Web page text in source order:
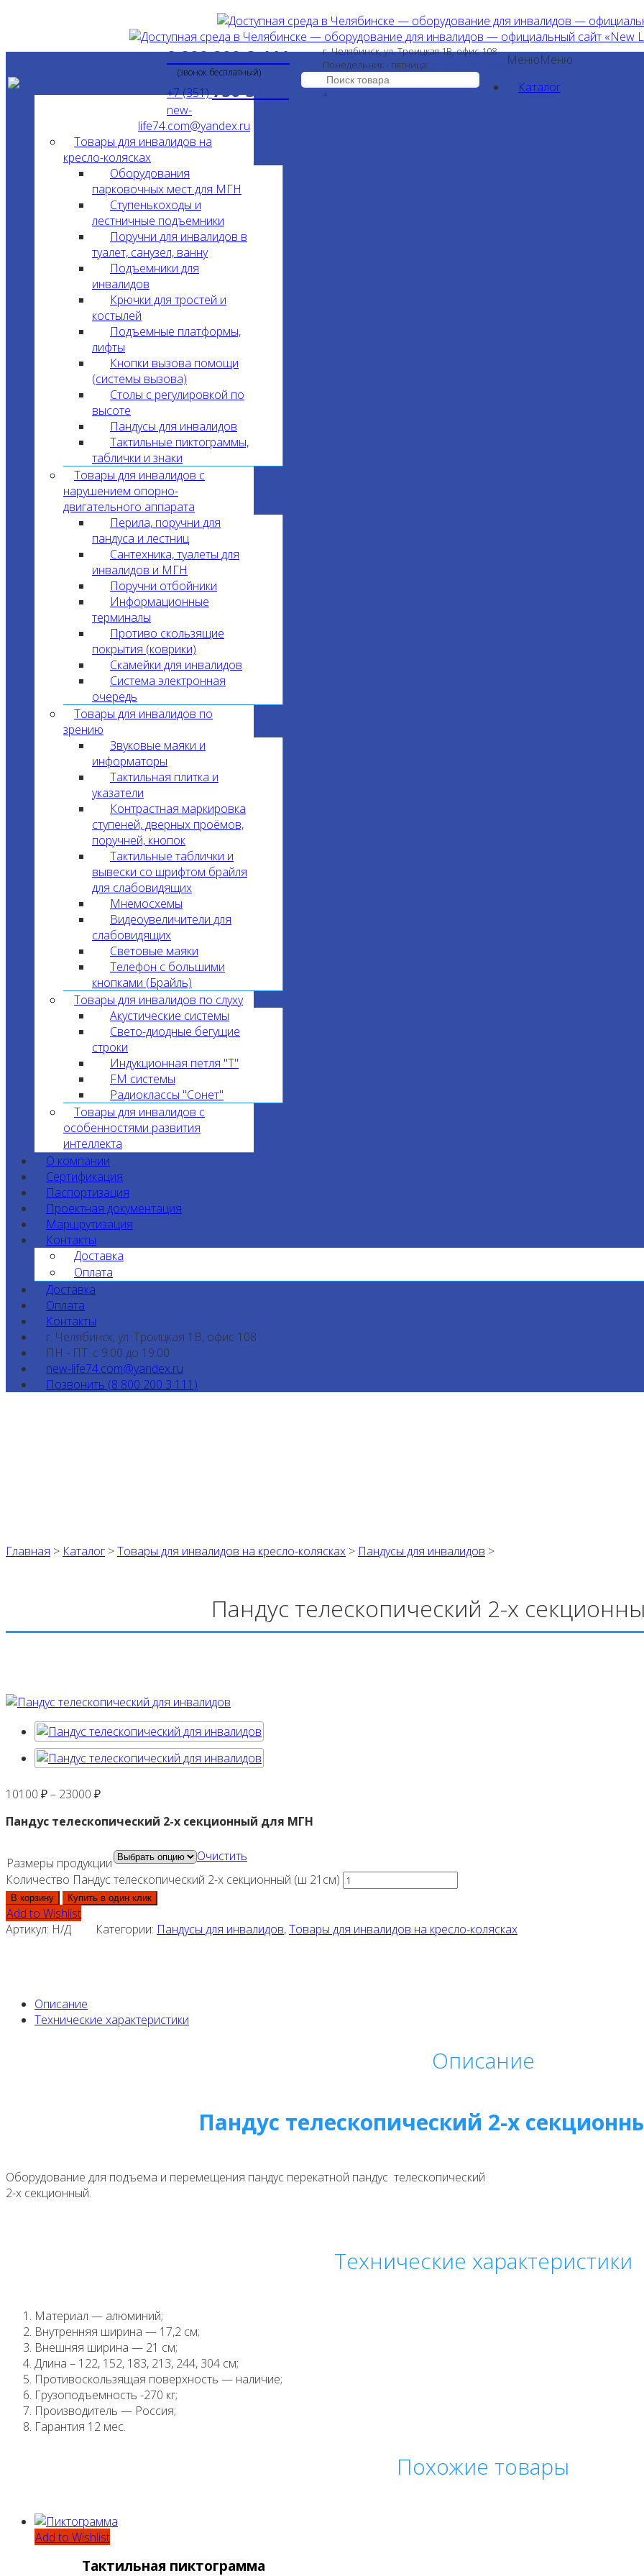
8 800 200-3-111
(звонок бесплатный)
+7 (351)750-34-24
new-
life74.com@yandex.ru
г. Челябинск, ул. Троицкая 1В, офис 108
Понедельник - пятница:
×
МенюМеню
Каталог
Товары для инвалидов на
кресло-колясках
Оборудования
парковочных мест для МГН
Ступенькоходы и
лестничные подъемники
Поручни для инвалидов в
туалет, санузел, ванну
Подъемники для
инвалидов
Крючки для тростей и
костылей
Подъемные платформы,
лифты
Кнопки вызова помощи
(системы вызова)
Столы с регулировкой по
высоте
Пандусы для инвалидов
Тактильные пиктограммы,
таблички и знаки
Товары для инвалидов с
нарушением опорно-
двигательного аппарата
Перила, поручни для
пандуса и лестниц
Сантехника, туалеты для
инвалидов и МГН
Поручни отбойники
Информационные
терминалы
Противо скользящие
покрытия (коврики)
Скамейки для инвалидов
Система электронная
очередь
Товары для инвалидов по
зрению
Звуковые маяки и
информаторы
Тактильная плитка и
указатели
Контрастная маркировка
ступеней, дверных проёмов,
поручней, кнопок
Тактильные таблички и
вывески со шрифтом брайля
для слабовидящих
Мнемосхемы
Видеоувеличители для
слабовидящих
Световые маяки
Телефон с большими
кнопками (Брайль)
Товары для инвалидов по слуху
Акустические системы
Свето-диодные бегущие
строки
Индукционная петля "T"
FM системы
Радиоклассы "Сонет"
Товары для инвалидов с
особенностями развития
интеллекта
О компании
Сертификация
Паспортизация
Проектная документация
Маршрутизация
Контакты
Доставка
Оплата
Доставка
Оплата
Контакты
г. Челябинск, ул. Троицкая 1В, офис 108
ПН - ПТ: с 9:00 до 19:00
new-life74.com@yandex.ru
Позвонить (8 800 200 3 111)
Главная > Каталог >Товары для инвалидов на кресло-колясках > Пандусы для инвалидов >
Пандус телескопический 2-х
10100 ₽– 23000 ₽
Пандус телескопический 2-х секционный для МГН
Размеры продукции
Очистить
Количество Пандус телескопический 2-х секционный (ш 21см)
В корзину Купить в один клик
Add to Wishlist
Артикул: Н/Д Категории: Пандусы для инвалидов,Товары для инвалидов на кресло-колясках
Описание
Технические характеристики
Описание
Пандус телескопический 2-х
Оборудование для подъема и перемещения пандус перекатной пандус телескопический
2-х секционный.
Технические характеристики
Материал — алюминий;
Внутренняя ширина — 17,2 см;
Внешняя ширина — 21 см;
Длина – 122, 152, 183, 213, 244, 304 см;
Противоскользящая поверхность — наличие;
Грузоподъемность -270 кг;
Производитель — Россия;
Гарантия 12 мес.
Похожие товары
Add to Wishlist
Тактильная пиктограмма